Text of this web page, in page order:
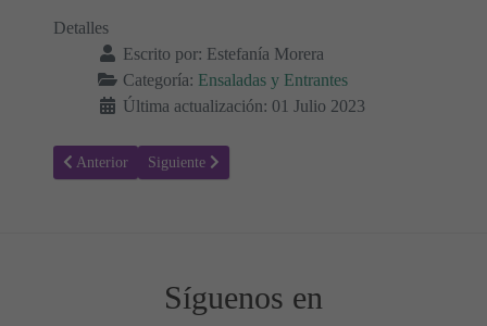
Detalles
Escrito por: Estefanía Morera
Categoría: Ensaladas y Entrantes
Última actualización: 01 Julio 2023
Artículo anterior: Ensalada Gourmet: Salmón y Queso en una
Anterior Artículo siguiente: Ensalada de Coliflor 🌟 Receta
Siguiente
Síguenos en